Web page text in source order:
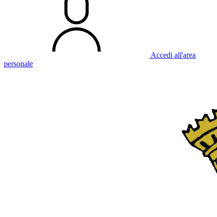
Accedi all'area
personale